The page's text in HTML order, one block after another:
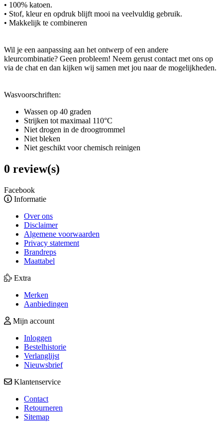
• 100% katoen.
• Stof, kleur en opdruk blijft mooi na veelvuldig gebruik.
• Makkelijk te combineren
Wil je een aanpassing aan het ontwerp of een andere
kleurcombinatie? Geen probleem! Neem gerust contact met ons op
via de chat en dan kijken wij samen met jou naar de mogelijkheden.
Wasvoorschriften:
Wassen op 40 graden
Strijken tot maximaal 110°C
Niet drogen in de droogtrommel
Niet bleken
Niet geschikt voor chemisch reinigen
0 review(s)
Facebook
Informatie
Over ons
Disclaimer
Algemene voorwaarden
Privacy statement
Brandreps
Maattabel
Extra
Merken
Aanbiedingen
Mijn account
Inloggen
Bestelhistorie
Verlanglijst
Nieuwsbrief
Klantenservice
Contact
Retourneren
Sitemap